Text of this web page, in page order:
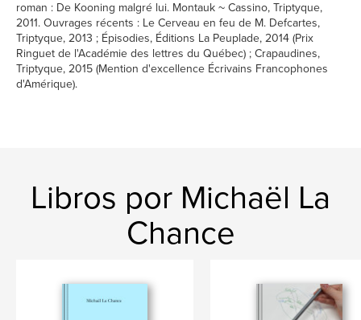
roman : De Kooning malgré lui. Montauk ~ Cassino, Triptyque,
2011. Ouvrages récents : Le Cerveau en feu de M. Defcartes,
Triptyque, 2013 ; Épisodies, Éditions La Peuplade, 2014 (Prix
Ringuet de l'Académie des lettres du Québec) ; Crapaudines,
Triptyque, 2015 (Mention d'excellence Écrivains Francophones
d'Amérique).
Libros por Michaël La
Chance